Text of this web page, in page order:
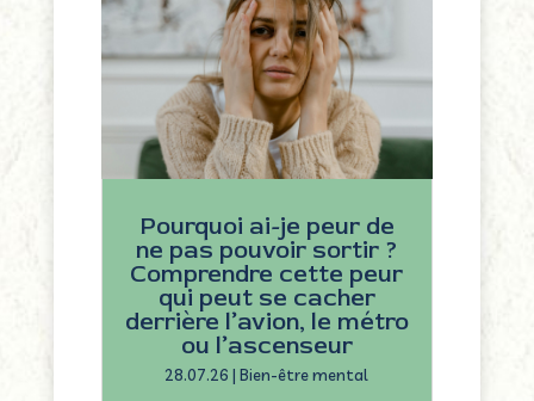
Pourquoi ai-je peur de
ne pas pouvoir sortir ?
Comprendre cette peur
qui peut se cacher
derrière l’avion, le métro
ou l’ascenseur
28.07.26 |Bien-être mental